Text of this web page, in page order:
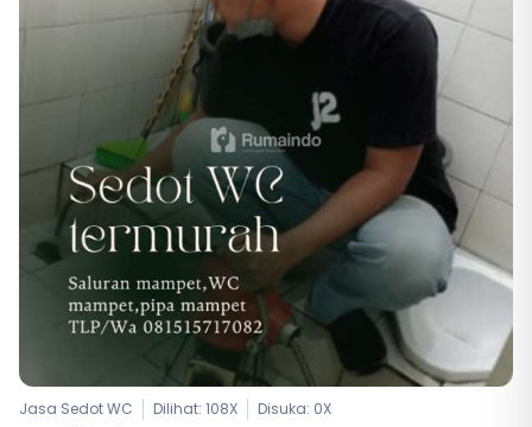
Jasa Sedot WC Dilihat: 108X Disuka: 0X